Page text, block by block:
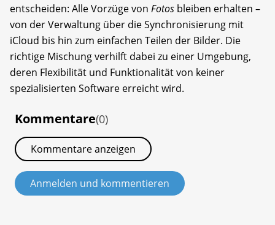
entscheiden: Alle Vorzüge von Fotos bleiben erhalten –
von der Verwaltung über die Synchronisierung mit
iCloud bis hin zum einfachen Teilen der Bilder. Die
richtige Mischung verhilft dabei zu einer Umgebung,
deren Flexibilität und Funktionalität von keiner
spezialisierten Software erreicht wird.
Kommentare(0)
Kommentare anzeigen
Anmelden und kommentieren